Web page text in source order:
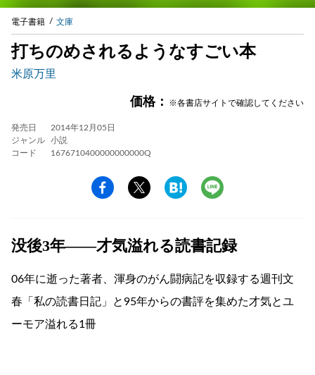
電子書籍 文庫
打ちのめされるようなすごい本
米原万里
価格： ※各書店サイトで確認してください
発売日
2014年12月05日
ジャンル
小説
コード
1676710400000000000Q
没後3年——才気溢れる読書記録
06年に逝った著者、渾身のがん闘病記を収録する週刊文
春「私の読書日記」と95年からの書評を集めた才気とユ
ーモア溢れる1冊